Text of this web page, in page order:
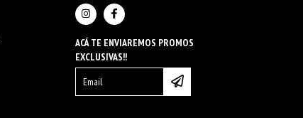
ACÁ TE ENVIAREMOS PROMOS
EXCLUSIVAS!!